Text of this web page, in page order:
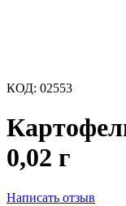
КОД: 02553
0,02 г
Написать отзыв